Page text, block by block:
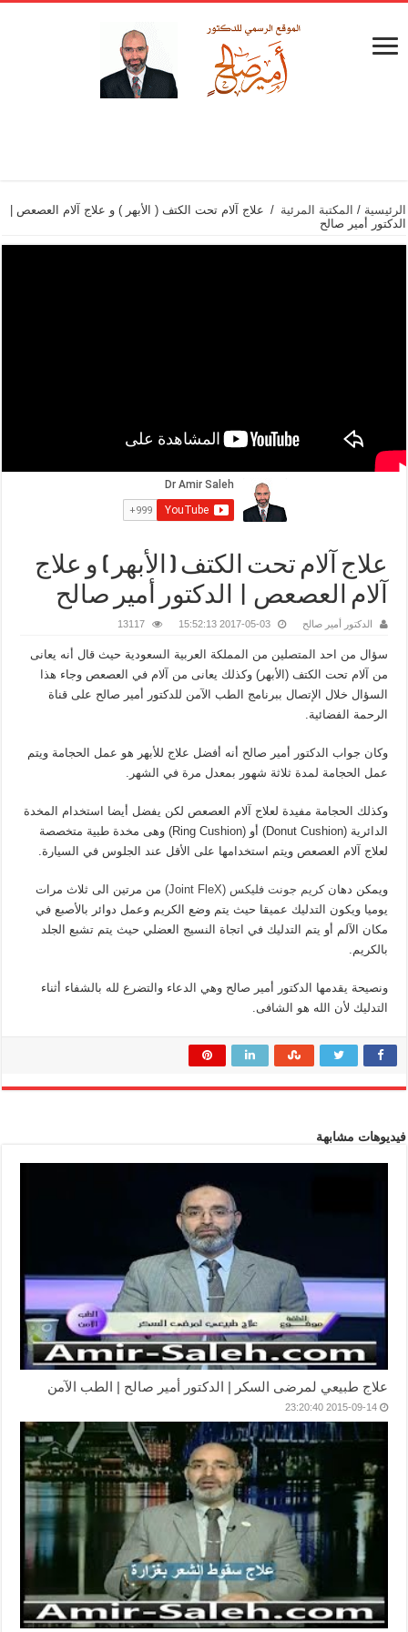
الرئيسية / المكتبة المرئية / علاج آلام تحت الكتف ( الأبهر ) و علاج آلام العصعص |
الدكتور أمير صالح
علاج آلام تحت الكتف ( الأبهر ) و علاج
آلام العصعص | الدكتور أمير صالح
الدكتور أمير صالح 2017-05-03 15:52:13
13117
سؤال من احد المتصلين من المملكة العربية السعودية حيث قال أنه يعانى
من آلام تحت الكتف (الأبهر) وكذلك يعانى من آلام في العصعص وجاء هذا
السؤال خلال الإتصال ببرنامج الطب الآمن للدكتور أمير صالح على قناة
الرحمة الفضائية.
وكان جواب الدكتور أمير صالح أنه أفضل علاج للأبهر هو عمل الحجامة ويتم
عمل الحجامة لمدة ثلاثة شهور بمعدل مرة في الشهر.
وكذلك الحجامة مفيدة لعلاج آلام العصعص لكن يفضل أيضا استخدام المخدة
الدائرية (Donut Cushion) أو (Ring Cushion) وهى مخدة طبية متخصصة
لعلاج آلام العصعص ويتم استخدامها على الأقل عند الجلوس في السيارة.
ويمكن دهانكريم جونت فليكس (Joint FleX)
من مرتين الى ثلاث مرات
يوميا ويكون التدليك عميقا حيث يتم وضع الكريم وعمل دوائر بالأصبع في
مكان الآلم أو يتم التدليك في اتجاة النسيج العضلي حيث يتم تشبع الجلد
بالكريم.
ونصيحة يقدمها الدكتور أمير صالح وهي الدعاء والتضرع لله بالشفاء أثناء
التدليك لأن الله هو الشافى.
فيديوهات مشابهة
علاج طبيعي لمرضى السكر | الدكتور أمير صالح | الطب الآمن
2015-09-14 23:20:40